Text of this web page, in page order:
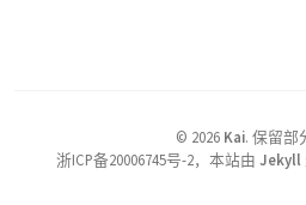
© 2026 Kai. 保留部
浙ICP备20006745号-2，本站由 Jekyll